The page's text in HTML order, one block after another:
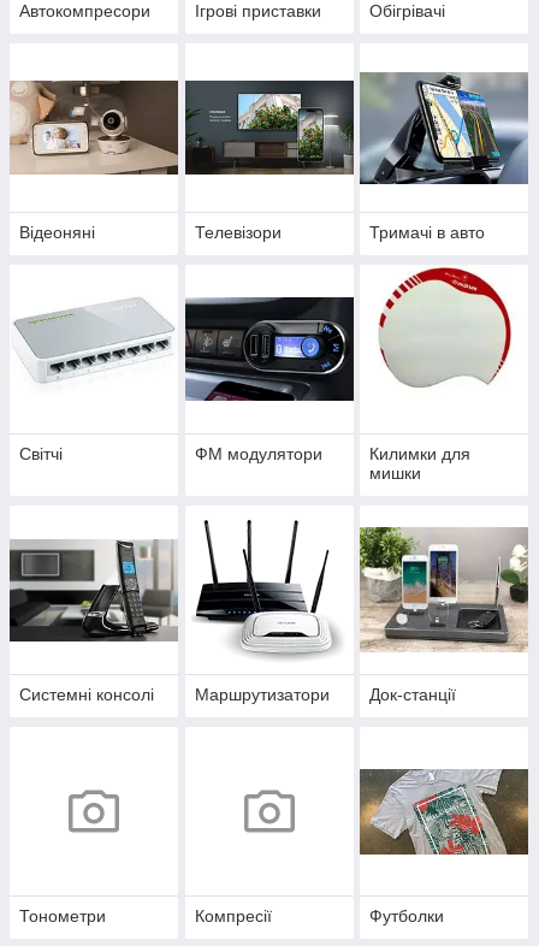
Автокомпресори Ігрові приставки Обігрівачі
Відеоняні Телевізори Тримачі в авто
Світчі ФМ модулятори
Килимки для
мишки
Системні консолі Маршрутизатори Док-станції
Тонометри Компресії Футболки